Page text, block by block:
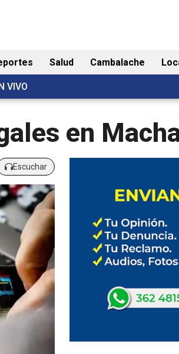
Salud Cambalache
VIVO
en
Escuchar